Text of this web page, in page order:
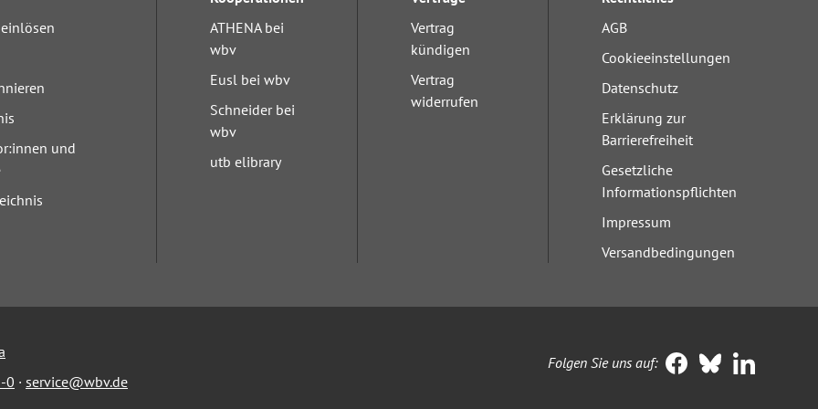
und
ATHENA bei
wbv
Eusl bei wbv
Schneider bei
wbv
utb elibrary
Vertrag
kündigen
Vertrag
widerrufen
AGB
Cookieeinstellungen
Datenschutz
Erklärung zur
Barrierefreiheit
Gesetzliche
Informationspflichten
Impressum
Versandbedingungen
0 · service@wbv.de
Folgen Sie uns auf: